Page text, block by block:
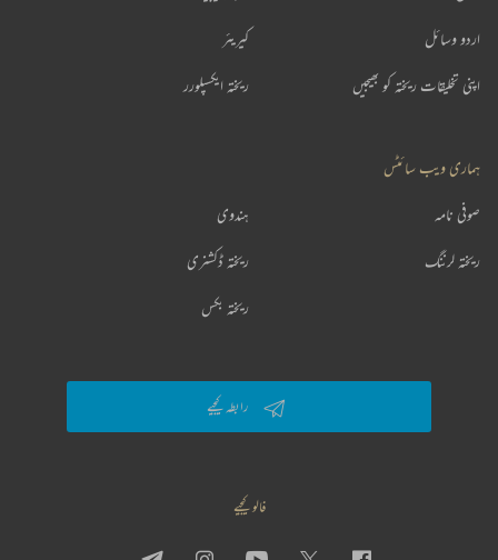
اردو وسائل
اپنی تخلیقات ریختہ کو بھیجیں
کیریئر
ریختہ ایکسپلورر
ہماری ویب سائٹس
ہندوی صوفی نامہ
ریختہ ڈکشنری ریختہ لرننگ
ریختہ بکس
رابطہ کیجیے
فالو کیجیے